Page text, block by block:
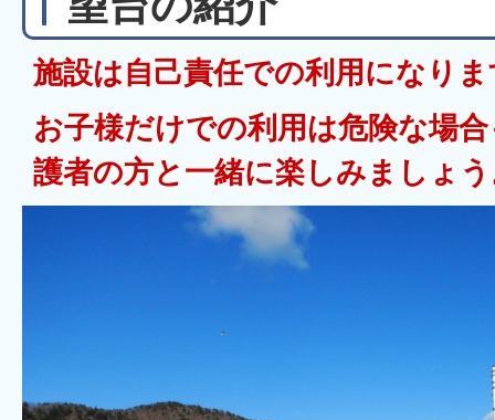
施設は自己責任での利用になり
お子様だけでの利用は危険な場
護者の方と一緒に楽しみましょ